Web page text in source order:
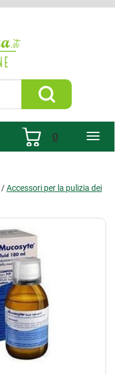
Cerca Prodotto
0prodotti
/Accessori per la pulizia dei